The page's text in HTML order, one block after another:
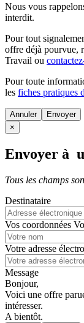
Nous vous
interdit.
Pour tout
offre déjà pourvue,
Travail ou
Pour toute
les fiches pratiques
Annuler
×
Envoyer à
Tous les champs
Destinataire
Vos coordonnées
Votre adresse
Message
Bonjour,
Voici une offre
intéresser.
A bientôt.